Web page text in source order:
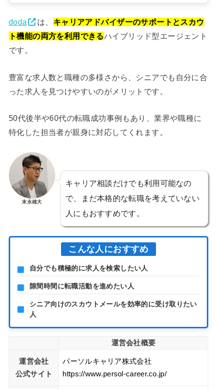
doda は、 キャリアアドバイザーのサポートとスカウ
ト機能の両方を利用できるハイブリッド型エージェント
です。
豊富な求人数と職種の多様さから、シニアでも自分に合
った求人を見つけやすいのがメリットです。
50代後半や60代の転職成功事例もあり、業界や職種に
特化した担当者が親身に対応してくれます。
末永雄大
キャリア相談だけでも利用可能なの
で、まだ本格的な転職を考えていない
人にもおすすめです。
こんな人におすすめ
自分でも積極的に求人を検索したい人
隙間時間に転職活動を進めたい人
シニア向けのスカウトメールを効率的に受け取りたい
人
運営会社概要
運営会社
公式サイト
パーソルキャリア株式会社
https://www.persol-career.co.jp/